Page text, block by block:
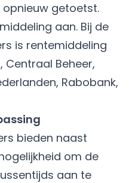
getoetst.
aan. Bij de
is rentemiddeling
Centraal Beheer,
Rabobank,
bieden naast
om de
aan te